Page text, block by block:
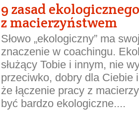
9 zasad
z macierzyństwem
Słowo „ekologiczny” ma
znaczenie w coachingu.
służący Tobie i innym, nie
przeciwko, dobry dla Ciebie
że łączenie pracy z
być bardzo ekologiczne....